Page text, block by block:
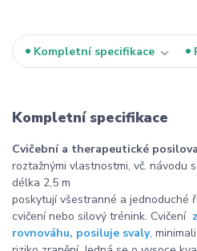
Kompletní specifikace
Kompletní specifikace
Cvičební a therapeutické
roztažnými vlastnostmi, vč. návodu
délka 2,5 m
poskytují všestranné a jednoduché
cvičení nebo silový trénink. Cvičení
rovnováhu, posiluje svaly,